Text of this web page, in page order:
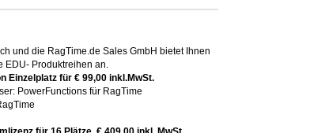
und die RagTime.de Sales GmbH bietet Ihnen
EDU- Produktreihen an.
Einzelplatz für € 99,00 inkl.MwSt.
PowerFunctions für RagTime